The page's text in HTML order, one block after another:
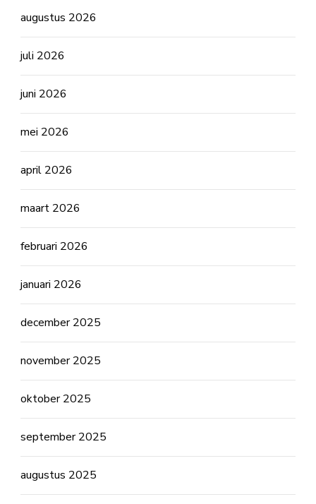
augustus 2026
juli 2026
juni 2026
mei 2026
april 2026
maart 2026
februari 2026
januari 2026
december 2025
november 2025
oktober 2025
september 2025
augustus 2025